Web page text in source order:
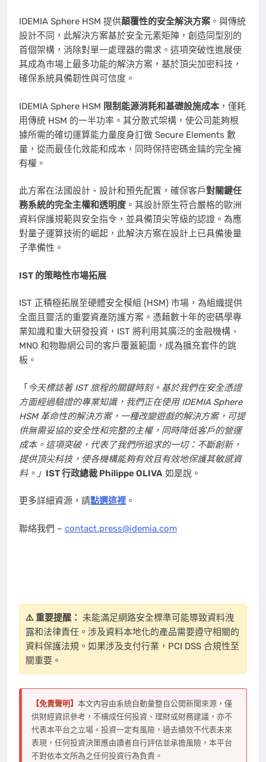
IDEMIA Sphere HSM 提供顛覆性的安全解決方案 。與傳統
設計不同，此解決方案基於安全元素矩陣，創造同型別的
首個架構，消除對單一處理器的需求。這項突破性進展使
其成為市場上最多功能的解決方案，基於頂尖加密科技，
確保系統具備韌性與可信度。
IDEMIA Sphere HSM 限制能源消耗和基礎設施成本 ，僅耗
用傳統 HSM 的一半功率。其分散式架構，使公司能夠根
據所需的確切運算能力量度身訂做 Secure Elements 數
量，從而最佳化效能和成本，同時保持密碼金鑰的完全擁
有權。
此方案在法國設計、設計和預先配置，確保客戶對關鍵任
務系統的完全主權和透明度 。其設計原生符合嚴格的歐洲
資料保護規範與安全指令，並具備頂尖等級的認證。為應
對量子運算技術的崛起，此解決方案在設計上已具備後量
子準備性。
IST 的策略性市場拓展
IST 正積極拓展至硬體安全模組 (HSM) 市場，為組織提供
全面且靈活的重要資產防護方案。憑藉數十年的密碼學專
業知識和重大研發投資，IST 將利用其廣泛的金融機構、
MNO 和物聯網公司的客戶覆蓋範圍，成為擴充套件的跳
板。
「 今天標誌著 IST 旅程的關鍵時刻。基於我們在安全憑證
方面經過驗證的專業知識，我們正在使用 IDEMIA Sphere
HSM 革命性的解決方案，一種改變遊戲的解決方案，可提
供無需妥協的安全性和完整的主權，同時降低客戶的營運
成本。這項突破，代表了我們所追求的一切：不斷創新，
提供頂尖科技，使各機構能夠有效且有效地保護其敏感資
料。」 IST 行政總裁 Philippe OLIVA 如是說。
更多詳細資源，請點選這裡 。
聯絡我們 – contact.press@idemia.com
⚠️ 重要提醒： 未能滿足網路安全標準可能導致資料洩
露和法律責任。涉及資料本地化的產品需要遵守相關的
資料保護法規。如果涉及支付行業，PCI DSS 合規性至
關重要。
【免責聲明】 本文內容由系統自動彙整自公開新聞來源，僅
供財經資訊參考，不構成任何投資、理財或財務建議，亦不
代表本平台之立場。投資一定有風險，過去績效不代表未來
表現，任何投資決策應由讀者自行評估並承擔風險，本平台
不對依本文所為之任何投資行為負責。